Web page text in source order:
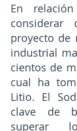
En
proyecto de
industrial
cientos de
cual ha
Litio. El
clave de
superar